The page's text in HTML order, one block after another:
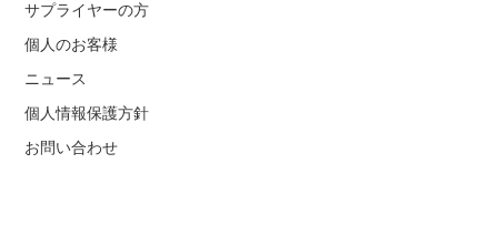
サプライヤーの方
個人のお客様
ニュース
個人情報保護方針
お問い合わせ